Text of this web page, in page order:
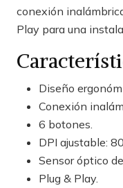
conexión
Play para una
Diseño
Conexión
6 botones.
DPI ajustable:
Sensor óptico
Plug & Play.